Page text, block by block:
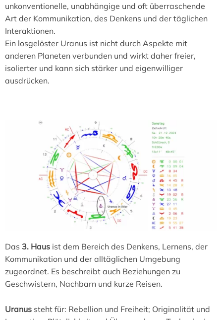
unkonventionelle, unabhängige und oft überraschende
Art der Kommunikation, des Denkens und der täglichen
Interaktionen.
Ein losgelöster Uranus ist nicht durch Aspekte mit
anderen Planeten verbunden und wirkt daher freier,
isolierter und kann sich stärker und eigenwilliger
ausdrücken.
Das 3. Haus ist dem Bereich des Denkens, Lernens, der
Kommunikation und der alltäglichen Umgebung
zugeordnet. Es beschreibt auch Beziehungen zu
Geschwistern, Nachbarn und kurze Reisen.
Uranus steht für: Rebellion und Freiheit; Originalität und